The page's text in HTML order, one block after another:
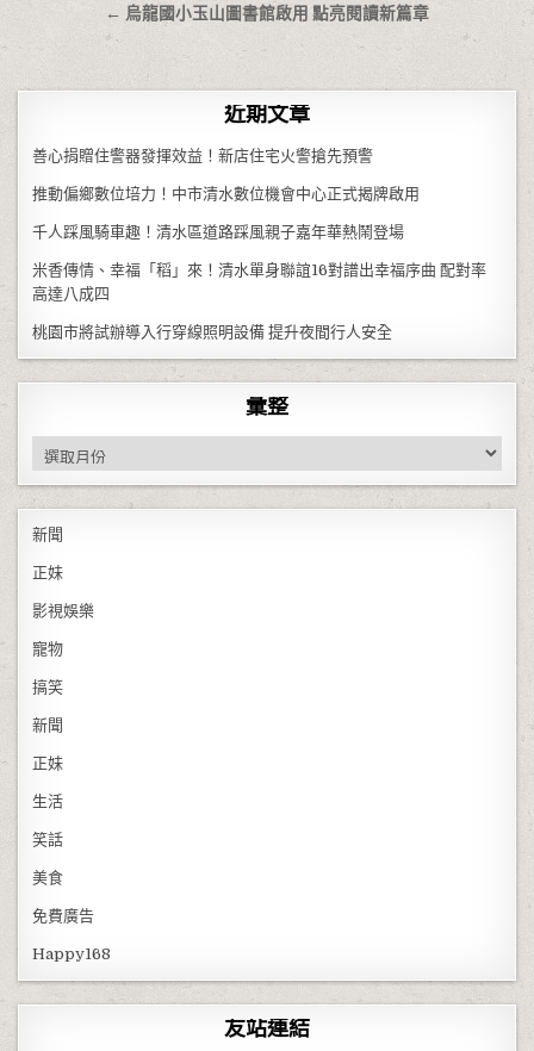
← 烏龍國小玉山圖書館啟用 點亮閱讀新篇章
近期文章
善心捐贈住警器發揮效益！新店住宅火警搶先預警
推動偏鄉數位培力！中市清水數位機會中心正式揭牌啟用
千人踩風騎車趣！清水區道路踩風親子嘉年華熱鬧登場
米香傳情、幸福「稻」來！清水單身聯誼16對譜出幸福序曲 配對率
高達八成四
桃園市將試辦導入行穿線照明設備 提升夜間行人安全
彙整
彙整
新聞
正妹
影視娛樂
寵物
搞笑
新聞
正妹
生活
笑話
美食
免費廣告
Happy168
友站連結